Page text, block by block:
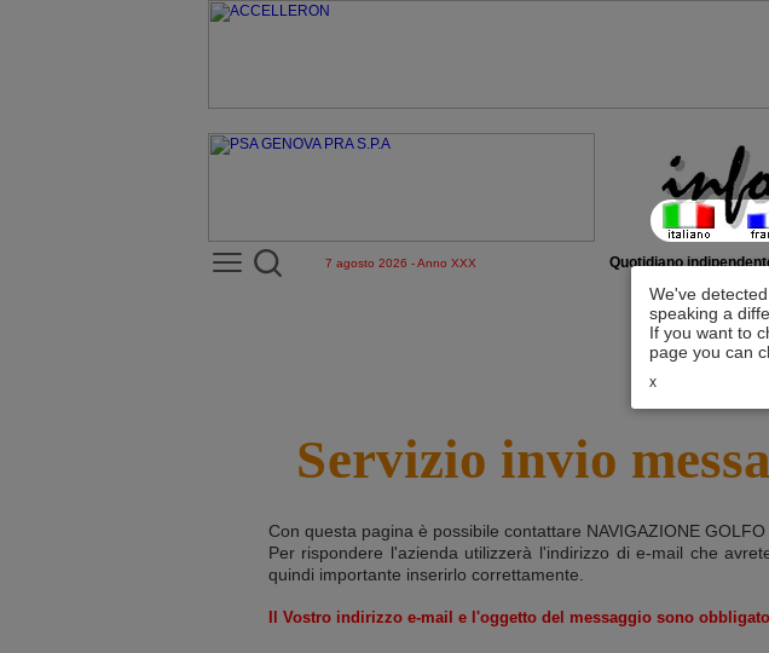
We've
speaking a
If you want to
page you can
x
7 agosto 2026 - Anno XXX Quotidiano
Servizio invio
Con questa pagina è possibile contattare NAVIGAZIONE
Per rispondere l'azienda utilizzerà l'indirizzo di e-mail che
quindi importante inserirlo correttamente.
Il Vostro indirizzo e-mail e l'oggetto del messaggio sono